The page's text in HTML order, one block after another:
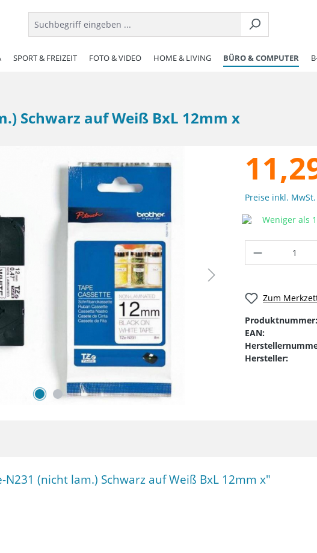
SPORT & FREIZEIT FOTO & VIDEO HOME & LIVING BÜRO & COMPUTER
Schwarz auf Weiß BxL 12mm x
Preise inkl.
Weniger als
Produkt
Zum
Produktnummer:
EAN:
Hersteller:
(nicht lam.) Schwarz auf Weiß BxL 12mm x"